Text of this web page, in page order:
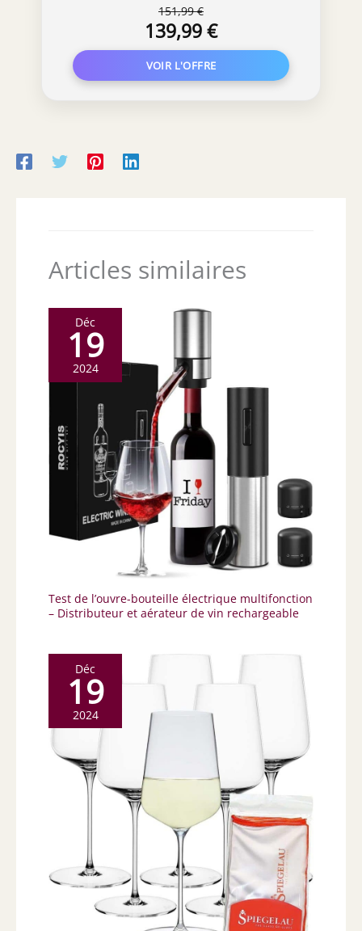
151,99 €
139,99 €
Articles similaires
Déc
19
2024
Test de l’ouvre-bouteille électrique multifonction
– Distributeur et aérateur de vin rechargeable
Déc
19
2024